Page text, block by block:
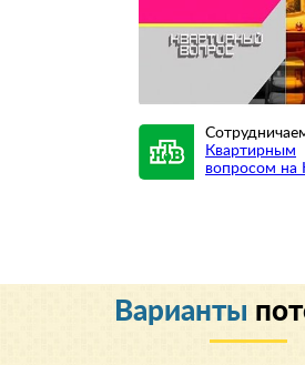
Квартирным
вопросом на
Варианты